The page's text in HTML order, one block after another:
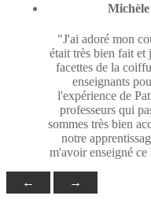
"J'ai adoré mon
était très bien fait et
facettes de la
enseignants
l'expérience de
professeurs qui
sommes très bien
notre
m'avoir enseigné
← →